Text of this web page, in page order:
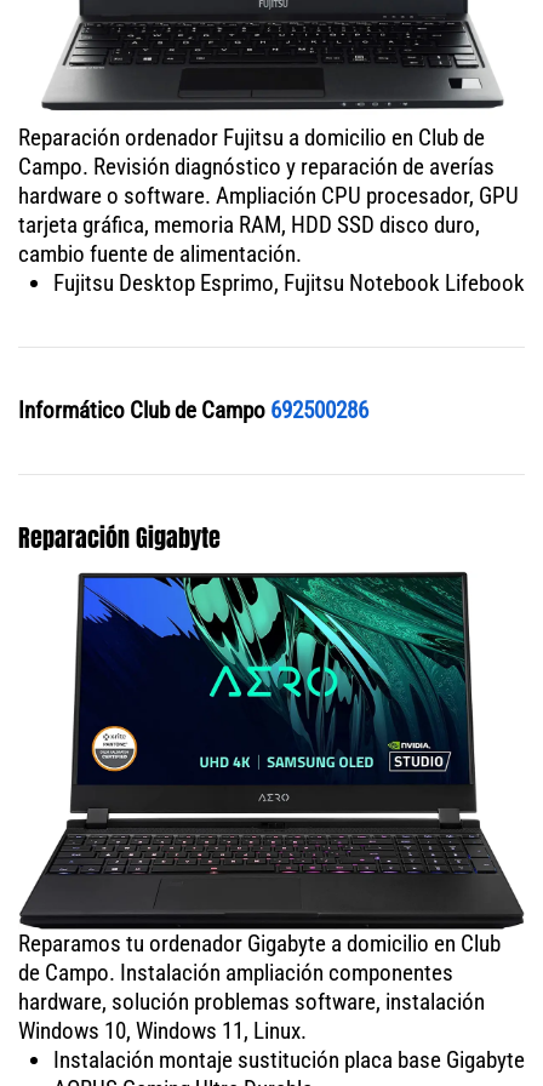
Reparación ordenador Fujitsu a domicilio en Club de
Campo. Revisión diagnóstico y reparación de averías
hardware o software. Ampliación CPU procesador, GPU
tarjeta gráfica, memoria RAM, HDD SSD disco duro,
cambio fuente de alimentación.
Fujitsu Desktop Esprimo, Fujitsu Notebook Lifebook
Informático Club de Campo 692500286
Reparación Gigabyte
Reparamos tu ordenador Gigabyte a domicilio en Club
de Campo. Instalación ampliación componentes
hardware, solución problemas software, instalación
Windows 10, Windows 11, Linux.
Instalación montaje sustitución placa base Gigabyte